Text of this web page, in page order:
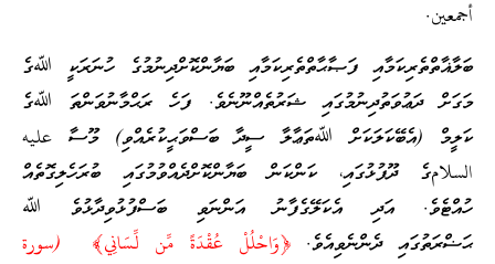
أجمعين.
ބަލާޣާތްތެރިކަމާއި ފަޞާޙާތްތެރިކަމާއި ބަޔާންކޮށްދިނުމުގެ ހުނަރަކީ ﷲގެ
މަގަށް ދަޢުވަތުދިނުމުގައި ޝަރުތެއްނޫނެވެ. ފަހެ ރަޙްމާނުވަންތަ ﷲގެ
ކަލީމް (އެބޭކަލަކަށް ﷲތަޢާލާ ސީދާ ބަސްވަޙީކުރެއްވި) މޫސާ عليه
السلامގެ ދޫފުޅުގައި، ކަންކަން ބަޔާންކޮށްދެއްވުމުގައި ބުރަހެލިގޮތެއް
ހުއްޓެވެ. އަދި އެކަލޭގެފާނު އަންނަވި ބަސްފުޅުވިދާޅުވެ ﷲ
ޙަޟްރަތުގައި ދެންނެވިއެވެ.﴿وَاحْلُلْ عُقْدَةً مِّن لِّسَانِي﴾ (سورة